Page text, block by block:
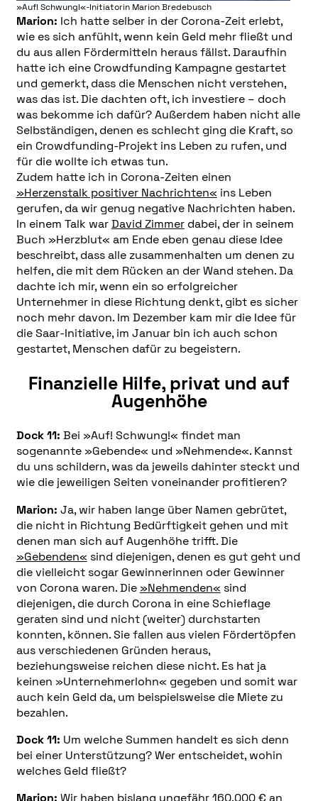
»Auf! Schwung!«-Initiatorin Marion Bredebusch
Marion: Ich hatte selber in der Corona-Zeit erlebt,
wie es sich anfühlt, wenn kein Geld mehr fließt und
du aus allen Fördermitteln heraus fällst. Daraufhin
hatte ich eine Crowdfunding Kampagne gestartet
und gemerkt, dass die Menschen nicht verstehen,
was das ist. Die dachten oft, ich investiere – doch
was bekomme ich dafür? Außerdem haben nicht alle
Selbständigen, denen es schlecht ging die Kraft, so
ein Crowdfunding-Projekt ins Leben zu rufen, und
für die wollte ich etwas tun.
Zudem hatte ich in Corona-Zeiten einen
»Herzenstalk positiver Nachrichten« ins Leben
gerufen, da wir genug negative Nachrichten haben.
In einem Talk warDavid Zimmerdabei, der in seinem
Buch »Herzblut« am Ende eben genau diese Idee
beschreibt, dass alle zusammenhalten um denen zu
helfen, die mit dem Rücken an der Wand stehen. Da
dachte ich mir, wenn ein so erfolgreicher
Unternehmer in diese Richtung denkt, gibt es sicher
noch mehr davon. Im Dezember kam mir die Idee für
die Saar-Initiative, im Januar bin ich auch schon
gestartet, Menschen dafür zu begeistern.
Finanzielle Hilfe, privat und auf
Augenhöhe
Dock 11: Bei »Auf! Schwung!« findet man
sogenannte »Gebende« und »Nehmende«. Kannst
du uns schildern, was da jeweils dahinter steckt und
wie die jeweiligen Seiten voneinander profitieren?
Marion: Ja, wir haben lange über Namen gebrütet,
die nicht in Richtung Bedürftigkeit gehen und mit
denen man sich auf Augenhöhe trifft. Die
»Gebenden« sind diejenigen, denen es gut geht und
die vielleicht sogar Gewinnerinnen oder Gewinner
von Corona waren. Die »Nehmenden« sind
diejenigen, die durch Corona in eine Schieflage
geraten sind und nicht (weiter) durchstarten
konnten, können. Sie fallen aus vielen Fördertöpfen
aus verschiedenen Gründen heraus,
beziehungsweise reichen diese nicht. Es hat ja
keinen »Unternehmerlohn« gegeben und somit war
auch kein Geld da, um beispielsweise die Miete zu
bezahlen.
Dock 11: Um welche Summen handelt es sich denn
bei einer Unterstützung? Wer entscheidet, wohin
welches Geld fließt?
Marion: Wir haben bislang ungefähr 160.000 € an